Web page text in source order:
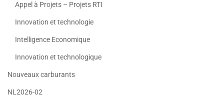
Appel à Projets – Projets RTI
Innovation et technologie
Intelligence Economique
Innovation et technologique
Nouveaux carburants
NL2026-02